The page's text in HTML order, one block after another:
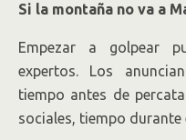
Si la montaña no va a
Empezar a golpear
expertos. Los
tiempo antes de
sociales, tiempo durante